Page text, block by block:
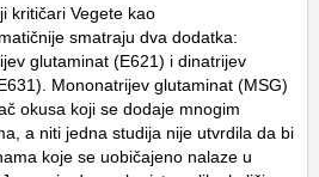
kritičari Vegete kao
smatraju dva dodatka:
glutaminat (E621) i dinatrijev
Mononatrijev glutaminat (MSG)
okusa koji se dodaje mnogim
a niti jedna studija nije utvrdila da bi
koje se uobičajeno nalaze u